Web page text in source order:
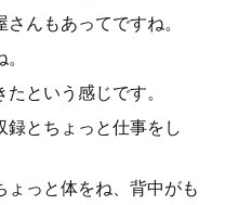
んもあってですね。
という感じです。
録とちょっと仕事をし
ょっと体をね、背中がも